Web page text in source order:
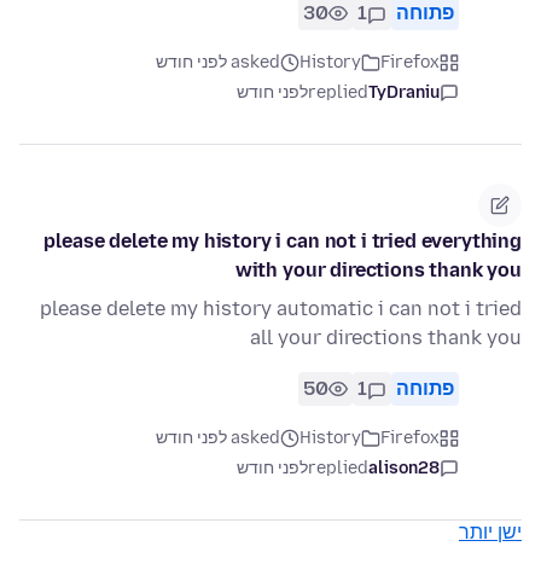
פתוחה 1
30
Firefox
History
asked לפני חודש
TyDraniu
repliedלפני חודש
please delete my history i can not i tried everything
with your directions thank you
please delete my history automatic i can not i tried
all your directions thank you
פתוחה 1
50
Firefox
History
asked לפני חודש
alison28
repliedלפני חודש
ישן יותר